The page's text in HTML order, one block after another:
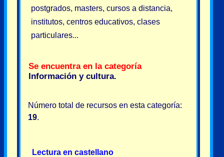
postgrados, masters, cursos a distancia,
institutos, centros educativos, clases
particulares...
Se encuentra en la categoría
Información y cultura.
Número total de recursos en esta categoría:
19.
Lectura en castellano